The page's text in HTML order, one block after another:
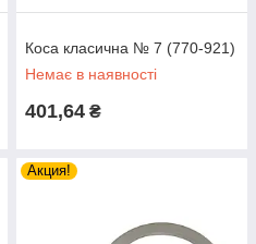
Коса класична № 7 (770-921)
Немає в наявності
401,64 ₴
Акция!